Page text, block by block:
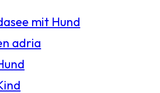
mit Hund
adria